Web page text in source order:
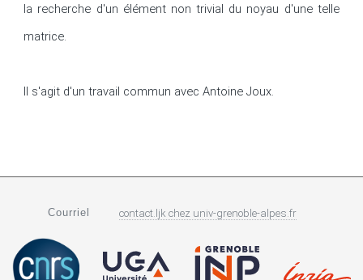
la recherche d'un élément non trivial du noyau d'une telle
matrice.
Il s'agit d'un travail commun avec Antoine Joux.
Courriel contact.ljk chez univ-grenoble-alpes.fr